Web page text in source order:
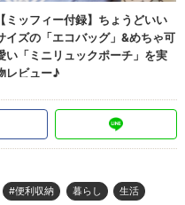
#便利収納 暮らし 生活